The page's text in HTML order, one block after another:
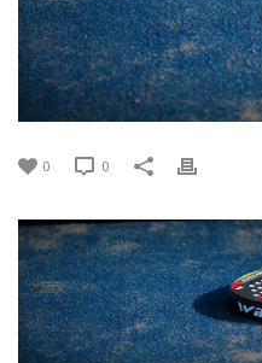
0 0